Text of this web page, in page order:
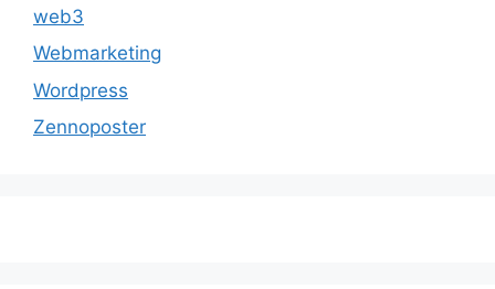
web3
Webmarketing
Wordpress
Zennoposter